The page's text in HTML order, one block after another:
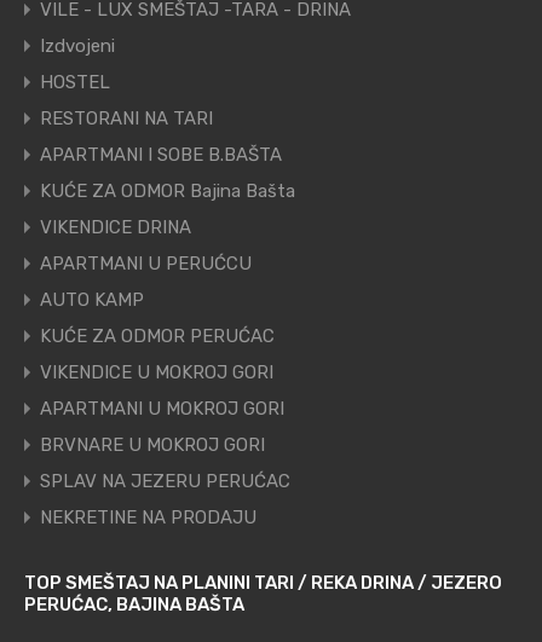
VILE - LUX SMEŠTAJ -TARA - DRINA
Izdvojeni
HOSTEL
RESTORANI NA TARI
APARTMANI I SOBE B.BAŠTA
KUĆE ZA ODMOR Bajina Bašta
VIKENDICE DRINA
APARTMANI U PERUĆCU
AUTO KAMP
KUĆE ZA ODMOR PERUĆAC
VIKENDICE U MOKROJ GORI
APARTMANI U MOKROJ GORI
BRVNARE U MOKROJ GORI
SPLAV NA JEZERU PERUĆAC
NEKRETINE NA PRODAJU
TOP SMEŠTAJ NA PLANINI TARI / REKA DRINA / JEZERO
PERUĆAC, BAJINA BAŠTA